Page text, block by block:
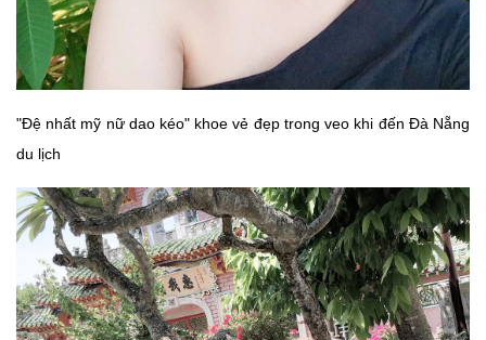
"Đệ nhất mỹ nữ dao kéo" khoe vẻ đẹp trong veo khi đến Đà Nẵng
du lịch